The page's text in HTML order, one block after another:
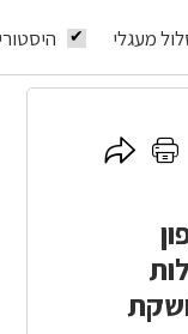
מעגלי
לחץ
לחץ